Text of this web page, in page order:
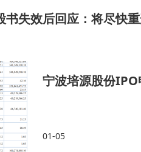
书失效后回应：将尽快
宁波培源股份
01-05